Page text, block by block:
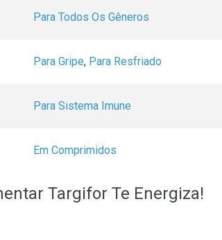
Para Todos Os Gêneros
Para Gripe, Para Resfriado
Para Sistema Imune
Em Comprimidos
Targifor Te Energiza!